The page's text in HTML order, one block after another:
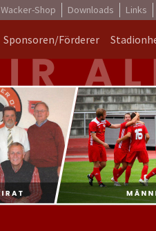
Wacker-Shop Downloads Links
Sponsoren/Förderer